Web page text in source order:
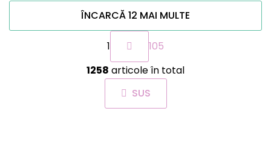
C
o
n
t
r
ÎNCARCĂ 12 MAI MULTE
P
g
i
n
a
r
1
105
1258 articole în total
SUS